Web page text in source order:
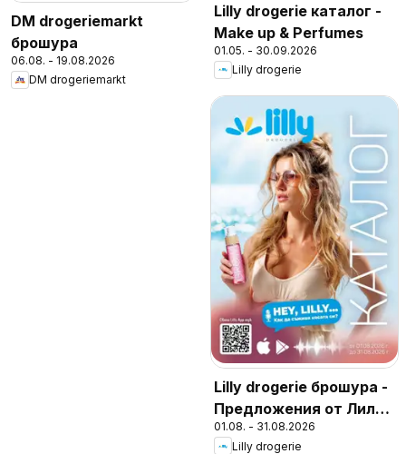
DM drogeriemarkt
брошура
06.08. - 19.08.2026
DM drogeriemarkt
Lilly drogerie каталог -
Make up & Perfumes
01.05. - 30.09.2026
Lilly drogerie
Lilly drogerie брошура -
Предложения от Лили
Дрогерие
01.08. - 31.08.2026
Lilly drogerie